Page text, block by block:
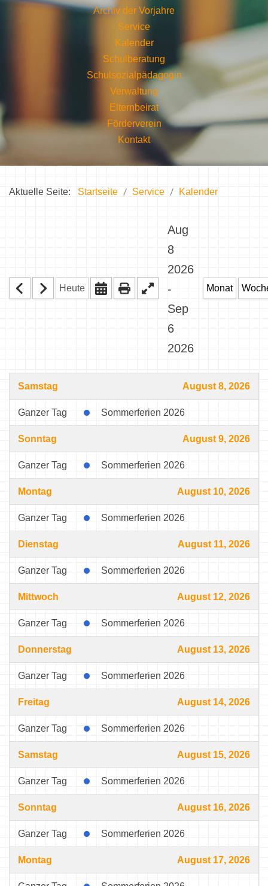
Archiv der Vorjahre
Service
Kalender
Schulberatung
Schulsozialpädagogin
Verwaltung
Elternbeirat
Förderverein
Kontakt
Aktuelle Seite: Startseite Service Kalender
Heute
Aug
8
2026
-
Sep
6
2026
Monat
Samstag August 8, 2026
Ganzer Tag Sommerferien 2026
Sonntag August 9, 2026
Ganzer Tag Sommerferien 2026
Montag August 10, 2026
Ganzer Tag Sommerferien 2026
Dienstag August 11, 2026
Ganzer Tag Sommerferien 2026
Mittwoch August 12, 2026
Ganzer Tag Sommerferien 2026
Donnerstag August 13, 2026
Ganzer Tag Sommerferien 2026
Freitag August 14, 2026
Ganzer Tag Sommerferien 2026
Samstag August 15, 2026
Ganzer Tag Sommerferien 2026
Sonntag August 16, 2026
Ganzer Tag Sommerferien 2026
Montag August 17, 2026